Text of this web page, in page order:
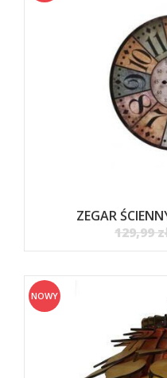
ZEGAR
129,99
NOWY